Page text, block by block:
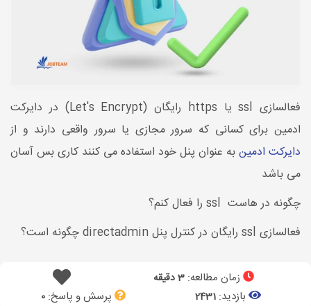
فعالسازی ssl یا https رایگان (Let's Encrypt) در دایرکت
ادمین برای کسانی که سرور مجازی یا سرور واقعی دارند و از
دایرکت ادمینبه عنوان پنل خود استفاده می کنند کاری بس آسان
می باشد
چگونه در هاست ssl را فعال کنم؟
فعالسازی ssl رایگان در کنترل پنل directadmin چگونه است؟
زمان مطالعه: 3 دقیقه
بازدید: 2431 پرسش و پاسخ:0